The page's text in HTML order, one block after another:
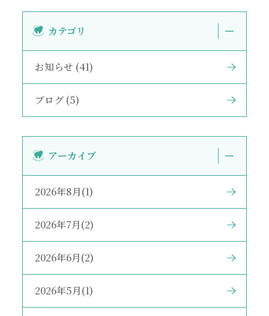
カテゴリ
お知らせ (41)
ブログ (5)
アーカイブ
2026年8月(1)
2026年7月(2)
2026年6月(2)
2026年5月(1)